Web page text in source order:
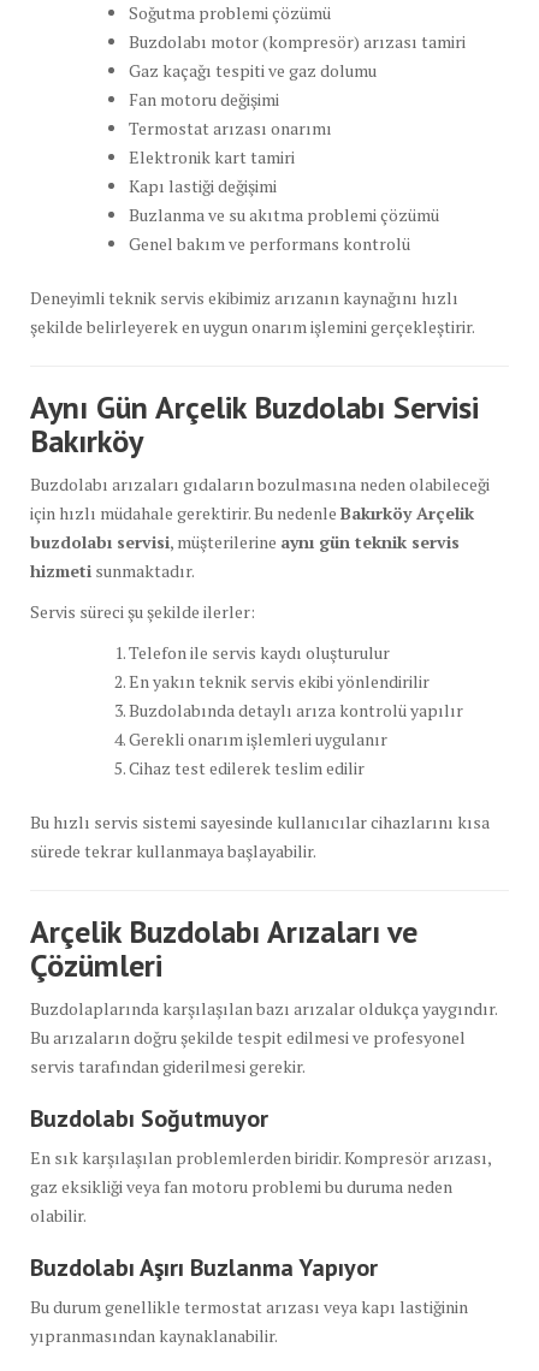
Soğutma problemi çözümü
Buzdolabı motor (kompresör) arızası tamiri
Gaz kaçağı tespiti ve gaz dolumu
Fan motoru değişimi
Termostat arızası onarımı
Elektronik kart tamiri
Kapı lastiği değişimi
Buzlanma ve su akıtma problemi çözümü
Genel bakım ve performans kontrolü
Deneyimli teknik servis ekibimiz arızanın kaynağını hızlı
şekilde belirleyerek en uygun onarım işlemini gerçekleştirir.
Aynı Gün Arçelik Buzdolabı Servisi
Bakırköy
Buzdolabı arızaları gıdaların bozulmasına neden olabileceği
için hızlı müdahale gerektirir. Bu nedenle Bakırköy Arçelik
buzdolabı servisi, müşterilerine aynı gün teknik servis
hizmeti sunmaktadır.
Servis süreci şu şekilde ilerler:
Telefon ile servis kaydı oluşturulur
En yakın teknik servis ekibi yönlendirilir
Buzdolabında detaylı arıza kontrolü yapılır
Gerekli onarım işlemleri uygulanır
Cihaz test edilerek teslim edilir
Bu hızlı servis sistemi sayesinde kullanıcılar cihazlarını kısa
sürede tekrar kullanmaya başlayabilir.
Arçelik Buzdolabı Arızaları ve
Çözümleri
Buzdolaplarında karşılaşılan bazı arızalar oldukça yaygındır.
Bu arızaların doğru şekilde tespit edilmesi ve profesyonel
servis tarafından giderilmesi gerekir.
Buzdolabı Soğutmuyor
En sık karşılaşılan problemlerden biridir. Kompresör arızası,
gaz eksikliği veya fan motoru problemi bu duruma neden
olabilir.
Buzdolabı Aşırı Buzlanma Yapıyor
Bu durum genellikle termostat arızası veya kapı lastiğinin
yıpranmasından kaynaklanabilir.